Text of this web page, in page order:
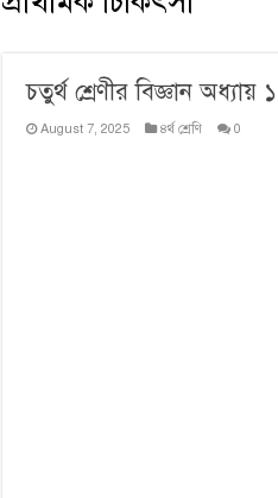
চতুর্থ শ্রেণীর বিজ্ঞান অধ্যায়
August 7, 2025 ৪র্থ শ্রেণি 0